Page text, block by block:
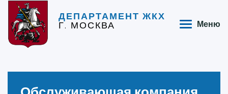
ДЕПАРТАМЕНТ ЖКХ
Г. МОСКВА Меню